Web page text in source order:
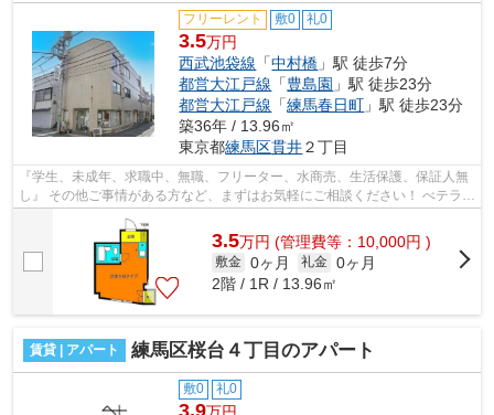
フリーレント 敷0 礼0
3.5万円
西武池袋線 「中村橋 」駅 徒歩7分
都営大江戸線 「豊島園 」駅 徒歩23分
都営大江戸線 「練馬春日町 」駅 徒歩23分
築36年 / 13.96㎡
東京都練馬区貫井２丁目
『学生、未成年、求職中、無職、フリーター、水商売、生活保護、保証人無
し』 その他ご事情がある方など、まずはお気軽にご相談ください！ べテラン
3.5万円 (管理費等：10,000円 )
敷金 0ヶ月 礼金 0ヶ月
2階 / 1R / 13.96㎡
賃貸 | アパート 練馬区桜台４丁目のアパート
敷0 礼0